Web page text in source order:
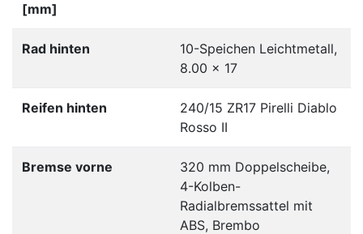
[mm]
Rad hinten
10-Speichen Leichtmetall,
8.00 x 17
Reifen hinten
240/15 ZR17 Pirelli Diablo
Rosso II
Bremse vorne
320 mm Doppelscheibe,
4-Kolben-
Radialbremssattel mit
ABS, Brembo